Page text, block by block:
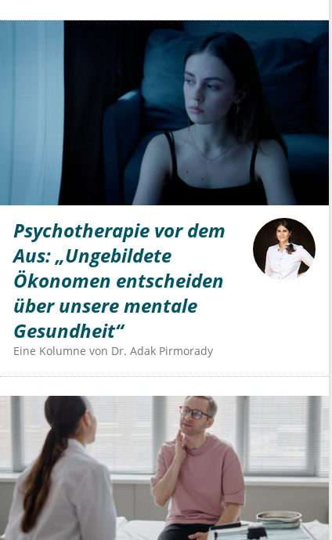
Psychotherapie vor dem
Aus: „Ungebildete
Ökonomen entscheiden
über unsere mentale
Gesundheit“
Eine Kolumne von Dr. Adak Pirmorady